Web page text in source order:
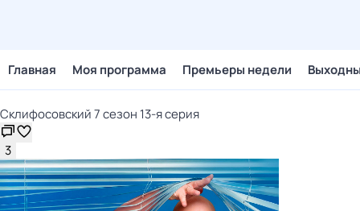
Главная Моя программа Премьеры недели
Склифосовский 7 сезон 13-я серия
3